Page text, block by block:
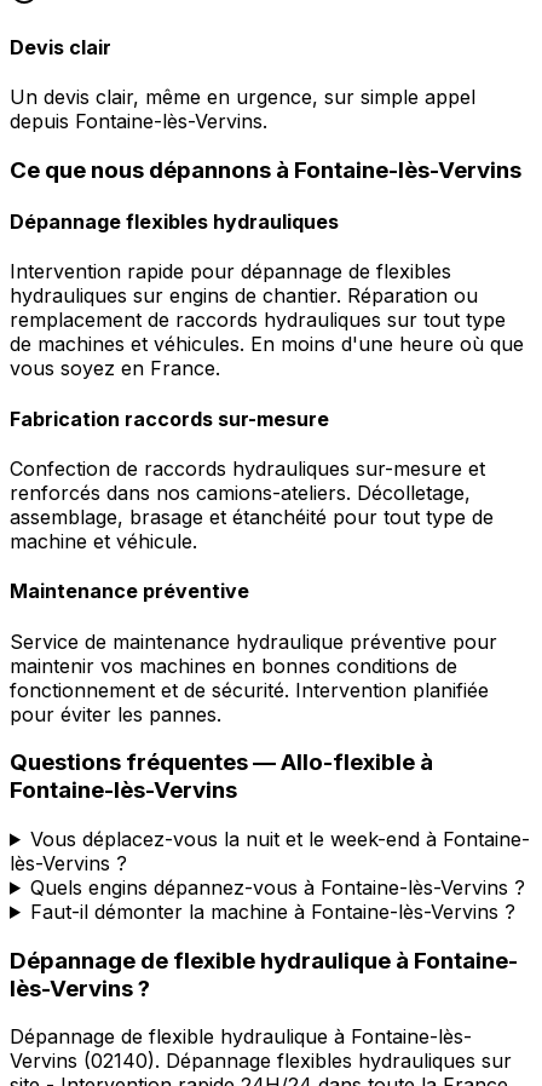
Devis clair
Un devis clair, même en urgence, sur simple appel
depuis Fontaine-lès-Vervins.
Ce que nous dépannons à Fontaine-lès-Vervins
Dépannage flexibles hydrauliques
Intervention rapide pour dépannage de flexibles
hydrauliques sur engins de chantier. Réparation ou
remplacement de raccords hydrauliques sur tout type
de machines et véhicules. En moins d'une heure où que
vous soyez en France.
Fabrication raccords sur-mesure
Confection de raccords hydrauliques sur-mesure et
renforcés dans nos camions-ateliers. Décolletage,
assemblage, brasage et étanchéité pour tout type de
machine et véhicule.
Maintenance préventive
Service de maintenance hydraulique préventive pour
maintenir vos machines en bonnes conditions de
fonctionnement et de sécurité. Intervention planifiée
pour éviter les pannes.
Questions fréquentes —Allo-flexible à
Fontaine-lès-Vervins
Vous déplacez-vous la nuit et le week-end à Fontaine-
lès-Vervins ?
Quels engins dépannez-vous à Fontaine-lès-Vervins ?
Faut-il démonter la machine à Fontaine-lès-Vervins ?
Dépannage de flexible hydraulique à Fontaine-
lès-Vervins?
Dépannage de flexible hydraulique à Fontaine-lès-
Vervins (02140). Dépannage flexibles hydrauliques sur